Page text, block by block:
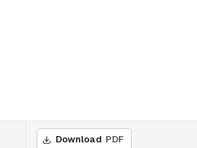
Download PDF